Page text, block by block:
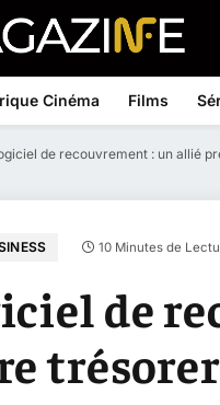
Cinéma Films
de recouvrement : un allié
10 Minutes de
de